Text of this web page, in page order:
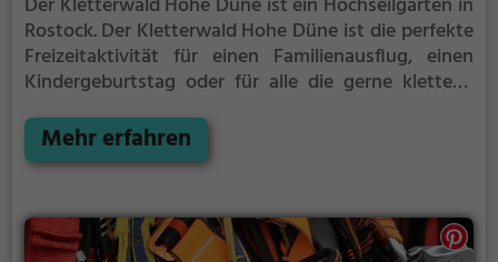
Rostock.Der Kletterwald Hohe Düne ist die perfekte
Freizeitaktivität für einen Familienausflug, einen
Kindergeburtstag oder für alle die gerne klettern.
Erdboden erwartet dich eine Welt voller Abenteuer
und Erlebnis. Der Kletterwald Hohe Düne bietet
jede Menge Platz für Sport und Spaß.
Mehr erfahren